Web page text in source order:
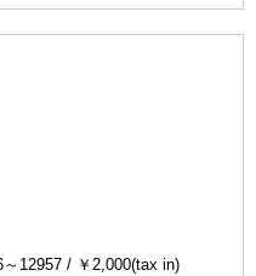
12957 / ￥2,000(tax in)